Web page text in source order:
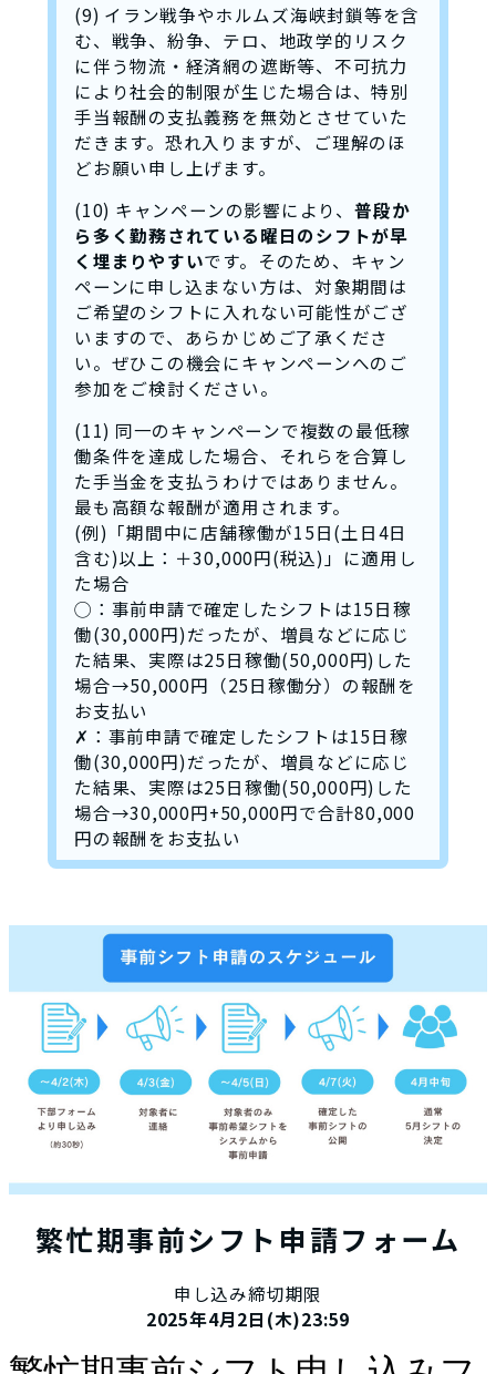
(9) イラン戦争やホルムズ海峡封鎖等を含
む、戦争、紛争、テロ、地政学的リスク
に伴う物流・経済網の遮断等、不可抗力
により社会的制限が生じた場合は、特別
手当報酬の支払義務を無効とさせていた
だきます。恐れ入りますが、ご理解のほ
どお願い申し上げます。
(10) キャンペーンの影響により、 普段か
ら多く勤務されている曜日のシフトが早
く埋まりやすいです。そのため、キャン
ペーンに申し込まない方は、対象期間は
ご希望のシフトに入れない可能性がござ
いますので、あらかじめご了承くださ
い。ぜひこの機会にキャンペーンへのご
参加をご検討ください。
(11) 同一のキャンペーンで複数の最低稼
働条件を達成した場合、それらを合算し
た手当金を支払うわけではありません。
最も高額な報酬が適用されます。
(例)「期間中に店舗稼働が15日(土日4日
含む)以上：＋30,000円(税込)」に適用し
た場合
◯：事前申請で確定したシフトは15日稼
働(30,000円)だったが、増員などに応じ
た結果、実際は25日稼働(50,000円)した
場合→50,000円（25日稼働分）の報酬を
お支払い
✗：事前申請で確定したシフトは15日稼
働(30,000円)だったが、増員などに応じ
た結果、実際は25日稼働(50,000円)した
場合→30,000円+50,000円で合計80,000
円の報酬をお支払い
繁忙期事前シフト申請フォーム
申し込み締切期限
2025年4月2日(木)23:59